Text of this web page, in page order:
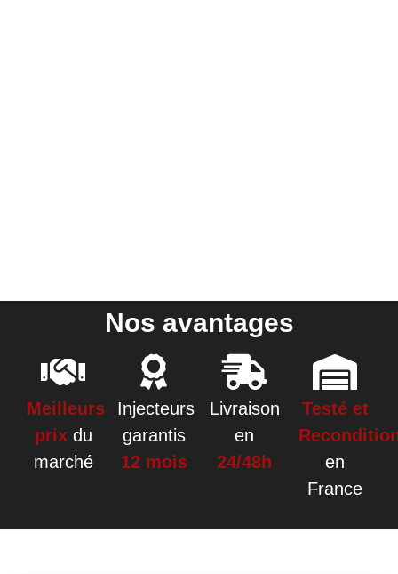
Nos avantages
Meilleurs
prixdu
marché
Injecteurs
garantis
12 mois
Livraison
en
24/48h
Testé et
en
France